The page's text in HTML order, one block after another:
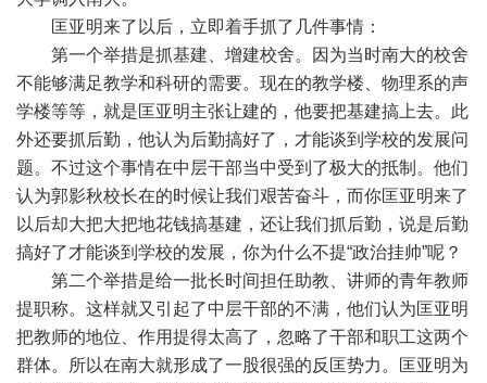
匡亚明来了以后，立即着手抓了几件事情：
第一个举措是抓基建、增建校舍。因为当时南大的校舍
不能够满足教学和科研的需要。现在的教学楼、物理系的声
学楼等等，就是匡亚明主张让建的，他要把基建搞上去。此
外还要抓后勤，他认为后勤搞好了，才能谈到学校的发展问
题。不过这个事情在中层干部当中受到了极大的抵制。他们
认为郭影秋校长在的时候让我们艰苦奋斗，而你匡亚明来了
以后却大把大把地花钱搞基建，还让我们抓后勤，说是后勤
搞好了才能谈到学校的发展，你为什么不提“政治挂帅”呢？
第二个举措是给一批长时间担任助教、讲师的青年教师
提职称。这样就又引起了中层干部的不满，他们认为匡亚明
把教师的地位、作用提得太高了，忽略了干部和职工这两个
群体。所以在南大就形成了一股很强的反匡势力。匡亚明为